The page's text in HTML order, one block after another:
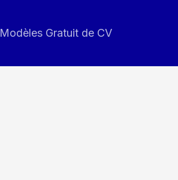
Modèles Gratuit de CV